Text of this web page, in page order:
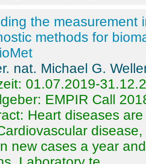
the measurement
methods for
nat. Michael G.
01.07.2019-
EMPIR Call
Heart diseases
new cases a year